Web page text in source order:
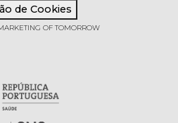
de Cookies
OF TOMORROW